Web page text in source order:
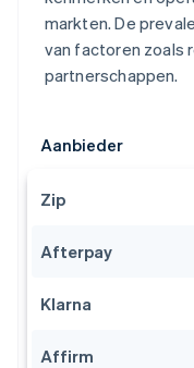
markten. De
van factoren zoals
partnerschappen.
Aanbieder
Zip
Afterpay
Klarna
Affirm